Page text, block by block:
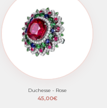
Duchesse - Rose
45,00€